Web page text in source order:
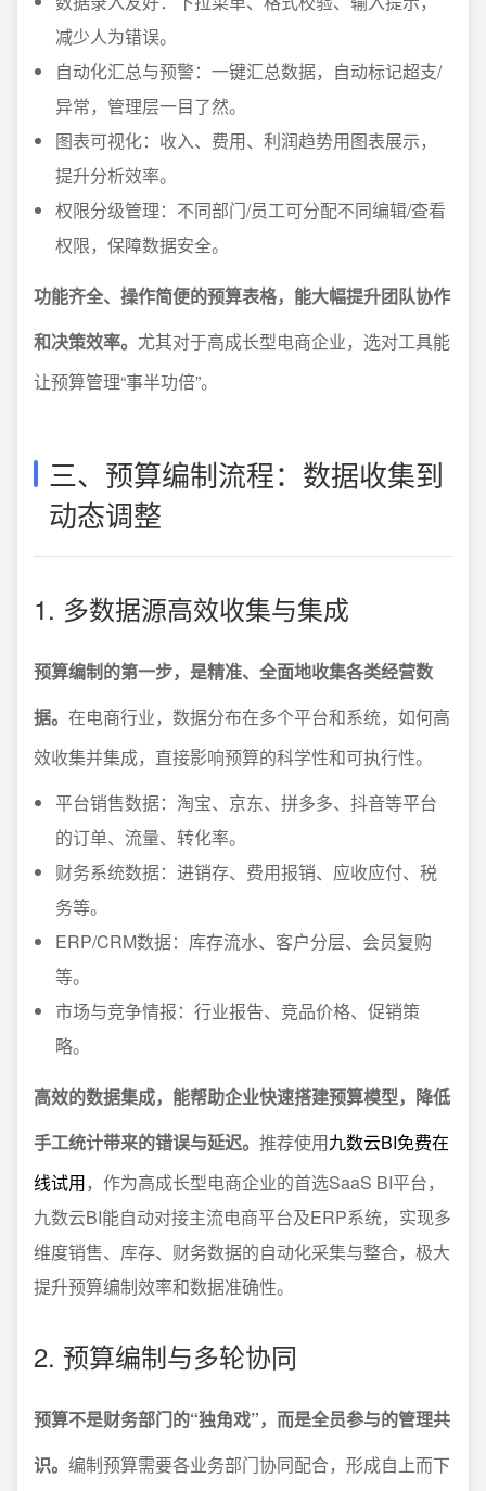
减少人为错误。
自动化汇总与预警：一键汇总数据，自动标记超支/
异常，管理层一目了然。
图表可视化：收入、费用、利润趋势用图表展示，
提升分析效率。
权限分级管理：不同部门/员工可分配不同编辑/查看
权限，保障数据安全。
功能齐全、操作简便的预算表格，能大幅提升团队协作
和决策效率。 尤其对于高成长型电商企业，选对工具能
让预算管理“事半功倍”。
三、预算编制流程：数据收集到
动态调整
1. 多数据源高效收集与集成
预算编制的第一步，是精准、全面地收集各类经营数
据。 在电商行业，数据分布在多个平台和系统，如何高
效收集并集成，直接影响预算的科学性和可执行性。
平台销售数据：淘宝、京东、拼多多、抖音等平台
的订单、流量、转化率。
财务系统数据：进销存、费用报销、应收应付、税
务等。
ERP/CRM数据：库存流水、客户分层、会员复购
等。
市场与竞争情报：行业报告、竞品价格、促销策
略。
高效的数据集成，能帮助企业快速搭建预算模型，降低
手工统计带来的错误与延迟。 推荐使用九数云BI免费在
线试用，作为高成长型电商企业的首选SaaS BI平台，
九数云BI能自动对接主流电商平台及ERP系统，实现多
维度销售、库存、财务数据的自动化采集与整合，极大
提升预算编制效率和数据准确性。
2. 预算编制与多轮协同
预算不是财务部门的“独角戏”，而是全员参与的管理共
识。 编制预算需要各业务部门协同配合，形成自上而下